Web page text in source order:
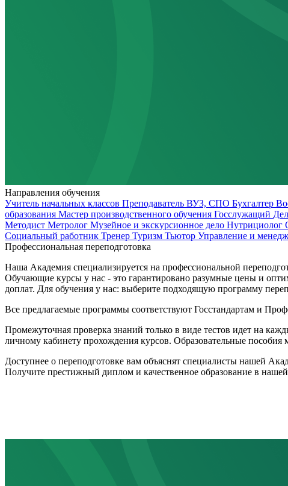
Направления обучения
Учитель начальных классов Преподаватель ВУЗ, СПО Бухгалтер
образования Мастер производственного обучения Госслужащий
Методист Метролог Музейное и экскурсионное дело Нутрициолог
Социальный работник Тренер Туризм Тьютор Управление и
Профессиональная переподготовка
Наша Академия специализируется на профессиональной
Обучающие курсы у нас - это гарантировано разумные цены и
доплат. Для обучения у нас: выберите подходящую программу
Все предлагаемые программы соответствуют Госстандартам и
Промежуточная проверка знаний только в виде тестов идет на
личному кабинету прохождения курсов. Образовательные
Доступнее о переподготовке вам объяснят специалисты нашей
Получите престижный диплом и качественное образование в